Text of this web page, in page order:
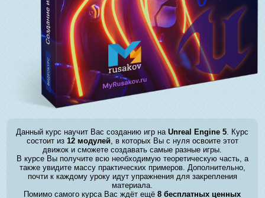
Данный курс научит Вас созданию игр наUnreal Engine 5 . Курс
состоит из 12 модулей, в которых Вы с нуля освоите этот
движок и сможете создавать самые разные игры.
В курсе Вы получите всю необходимую теоретическую часть, а
также увидите массу практических примеров. Дополнительно,
почти к каждому уроку идут упражнения для закрепления
материала.
Помимо самого курса Вас ждёт ещё8 бесплатных ценных